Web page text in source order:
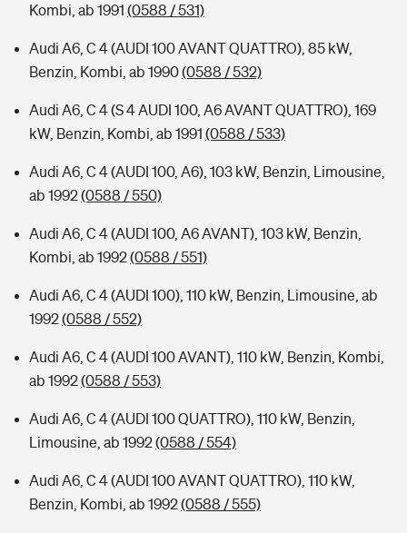
Kombi, ab 1991 (0588 / 531)
Audi A6, C 4 (AUDI 100 AVANT QUATTRO), 85 kW,
Benzin, Kombi, ab 1990(0588 / 532)
Audi A6, C 4 (S 4 AUDI 100, A6 AVANT QUATTRO), 169
kW, Benzin, Kombi, ab 1991 (0588 / 533)
Audi A6, C 4 (AUDI 100, A6), 103 kW, Benzin, Limousine,
ab 1992(0588 / 550)
Audi A6, C 4 (AUDI 100, A6 AVANT), 103 kW, Benzin,
Kombi, ab 1992(0588 / 551)
Audi A6, C 4 (AUDI 100), 110 kW, Benzin, Limousine, ab
1992(0588 / 552)
Audi A6, C 4 (AUDI 100 AVANT), 110 kW, Benzin, Kombi,
ab 1992(0588 / 553)
Audi A6, C 4 (AUDI 100 QUATTRO), 110 kW, Benzin,
Limousine, ab 1992(0588 / 554)
Audi A6, C 4 (AUDI 100 AVANT QUATTRO), 110 kW,
Benzin, Kombi, ab 1992(0588 / 555)